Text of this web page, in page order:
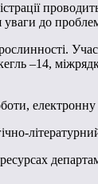
до
–14,